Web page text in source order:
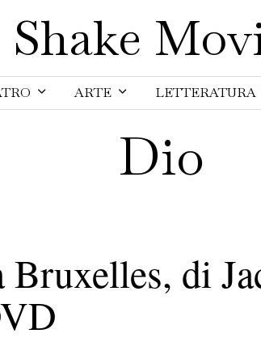
Shake
ARTE LETTERATURA
Dio
Bruxelles, di